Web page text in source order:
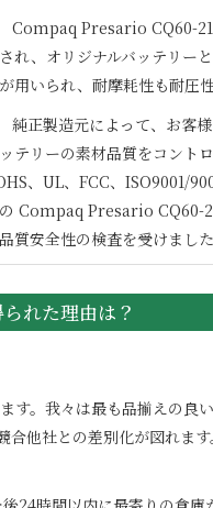
Compaq Presario CQ60-
れ、オリジナルバッテリー
用いられ、耐摩耗性も耐圧
純正製造元によって、お客
テリーの素材品質をコント
、UL、FCC、ISO9001/
Compaq Presario CQ60-
質安全性の検査を受けまし
れた理由は？
。我々は最も品揃えの良
合他社との差別化が図れま